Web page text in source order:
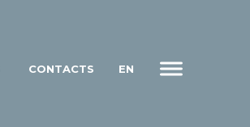
CONTACTS EN